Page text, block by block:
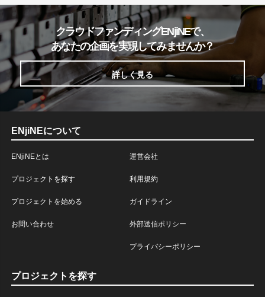
クラウドファンディングENjiNEで、
あなたの企画を実現してみませんか？
詳しく見る
ENjiNEについて
ENjiNEとは
プロジェクトを探す
プロジェクトを始める
お問い合わせ
運営会社
利用規約
ガイドライン
外部送信ポリシー
プライバシーポリシー
プロジェクトを探す